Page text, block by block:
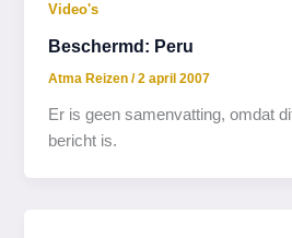
Video's
Beschermd: Peru
Atma Reizen/2 april 2007
Er is geen samenvatting, omdat
bericht is.